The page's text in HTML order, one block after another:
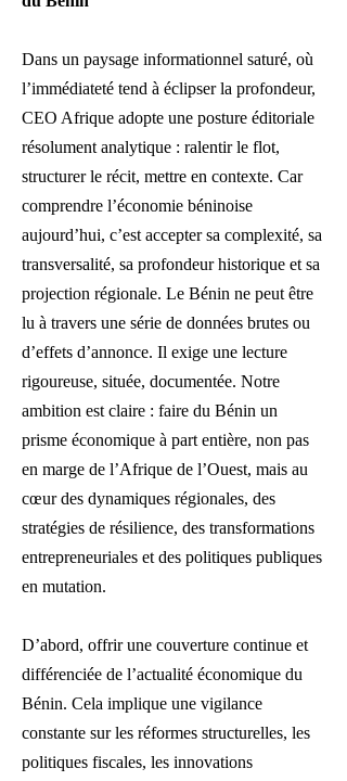
Dans un paysage informationnel saturé, où
l’immédiateté tend à éclipser la profondeur,
CEO Afrique adopte une posture éditoriale
résolument analytique : ralentir le flot,
structurer le récit, mettre en contexte. Car
comprendre l’économie béninoise
aujourd’hui, c’est accepter sa complexité, sa
transversalité, sa profondeur historique et sa
projection régionale. Le Bénin ne peut être
lu à travers une série de données brutes ou
d’effets d’annonce. Il exige une lecture
rigoureuse, située, documentée. Notre
ambition est claire : faire du Bénin un
prisme économique à part entière, non pas
en marge de l’Afrique de l’Ouest, mais au
cœur des dynamiques régionales, des
stratégies de résilience, des transformations
entrepreneuriales et des politiques publiques
en mutation.
D’abord, offrir une couverture continue et
différenciée de l’actualité économique du
Bénin. Cela implique une vigilance
constante sur les réformes structurelles, les
politiques fiscales, les innovations